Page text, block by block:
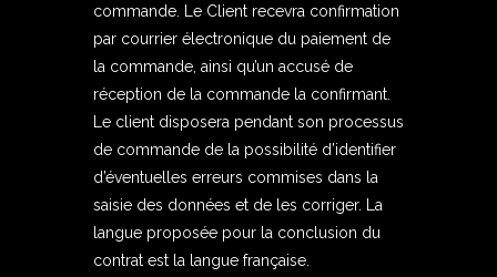
commande. Le Client recevra confirmation
par courrier électronique du paiement de
la commande, ainsi qu’un accusé de
réception de la commande la confirmant.
Le client disposera pendant son processus
de commande de la possibilité d’identifier
d’éventuelles erreurs commises dans la
saisie des données et de les corriger. La
langue proposée pour la conclusion du
contrat est la langue française.